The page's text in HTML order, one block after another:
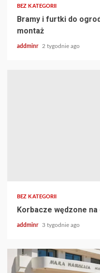
BEZ KATEGORII
Bramy i furtki do
montaż
addminr 2 tygodnie ago
BEZ KATEGORII
Korbacze wędzone
addminr 3 tygodnie ago